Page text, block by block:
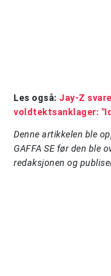
Les også: Jay-Z
voldtektsanklager:
Denne artikkelen ble
GAFFA SE før den ble
redaksjonen og